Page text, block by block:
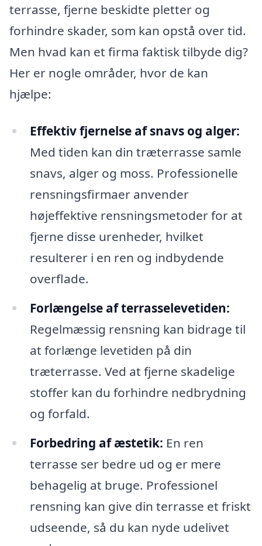
terrasse, fjerne beskidte pletter og
forhindre skader, som kan opstå over tid.
Men hvad kan et firma faktisk tilbyde dig?
Her er nogle områder, hvor de kan
hjælpe:
Effektiv fjernelse af snavs og alger:
Med tiden kan din træterrasse samle
snavs, alger og moss. Professionelle
rensningsfirmaer anvender
højeffektive rensningsmetoder for at
fjerne disse urenheder, hvilket
resulterer i en ren og indbydende
overflade.
Forlængelse af terrasselevetiden:
Regelmæssig rensning kan bidrage til
at forlænge levetiden på din
træterrasse. Ved at fjerne skadelige
stoffer kan du forhindre nedbrydning
og forfald.
Forbedring af æstetik: En ren
terrasse ser bedre ud og er mere
behagelig at bruge. Professionel
rensning kan give din terrasse et friskt
udseende, så du kan nyde udelivet